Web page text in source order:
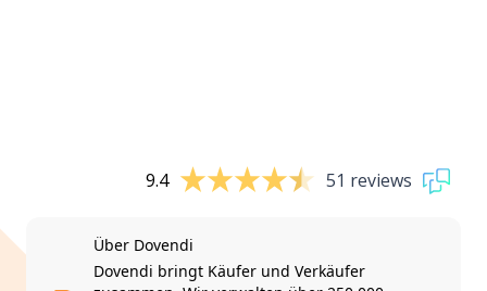
9.4 51 reviews
Über Dovendi
Dovendi bringt Käufer und Verkäufer